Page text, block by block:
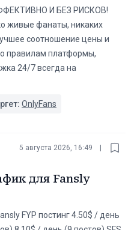
И БЕЗ РИСКОВ!
живые фанаты, никаких
соотношение цены и
правилам платформы,
24/7 всегда на
OnlyFans
5 августа 2026, 16:49
для Fansly
FYP постинг 4.50$ / день